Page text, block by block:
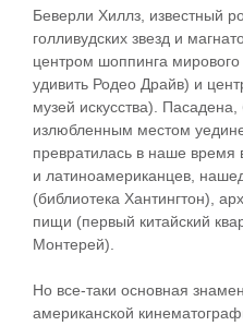
Беверли Хиллз, известный
голливудских звезд и
центром шоппинга мирового
удивить Родео Драйв) и
музей искусства).
излюбленным местом
превратилась в наше время
и латиноамериканцев,
(библиотека Хантингтон),
пищи (первый китайский
Монтерей).
Но все-таки основная
американской